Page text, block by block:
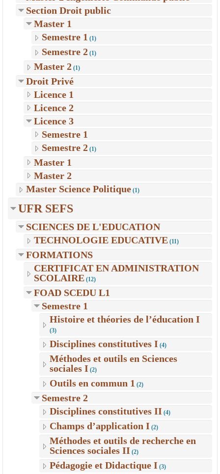
Section Droit public
Master 1
Semestre 1 (1)
Semestre 2 (1)
Master 2 (1)
Droit Privé
Licence 1
Licence 2
Licence 3
Semestre 1
Semestre 2 (1)
Master 1
Master 2
Master Science Politique (1)
UFR SEFS
SCIENCES DE L'EDUCATION
TECHNOLOGIE EDUCATIVE (11)
FORMATIONS
CERTIFICAT EN ADMINISTRATION
SCOLAIRE (12)
FOAD SCEDU L1
Semestre 1
Histoire et théories de l’éducation I
(3)
Disciplines constitutives I (4)
Méthodes et outils en Sciences
sociales I (2)
Outils en commun 1 (2)
Semestre 2
Disciplines constitutives II (4)
Champs d’application I (2)
Méthodes et outils de recherche en
Sciences sociales II (2)
Pédagogie et Didactique I (3)